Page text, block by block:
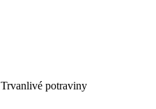
Trvanlivé potraviny